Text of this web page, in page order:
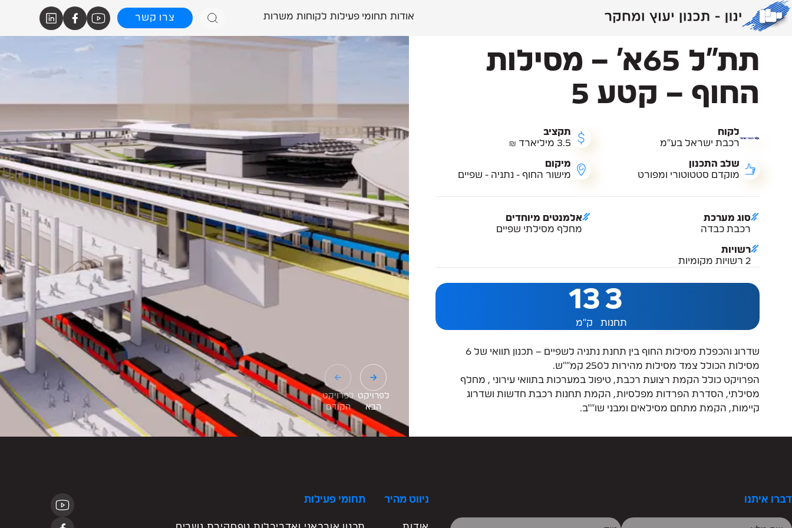
אודות תחומי פעילות לקוחות משרות צרו קשר
תחומי
פעילות
הסעת המונים
רכבות
מטרו
כבישים תנועה ותחבורה
כבישים ומחלפים
קונסטרוקציה
גשרים
סקירת גשרים
תשתיות
תיאום תשתיות
מחקר וטכנולוגיה
חו"ל
תחומי פעילות /
תת"ל 65א' – מסילות
החוף – קטע 5
לקוח
רכבת ישראל בע"מ
תקציב
3.5 מיליארד ₪
שלב התכנון
מוקדם סטטוטורי ומפורט
מיקום
מישור החוף - נתניה - שפיים
סוג מערכת
רכבת כבדה
אלמנטים מיוחדים
מחלף מסילתי שפיים
רשויות
2 רשויות מקומיות
3
תחנות
13
ק"מ
שדרוג והכפלת מסילות החוף בין תחנת נתניה לשפיים – תכנון תוואי של 6
מסילות הכולל צמד מסילות מהירות ל250 קמ""ש.
הפרויקט כולל הקמת רצועת רכבת, טיפול במערכות בתוואי עירוני , מחלף
מסילתי, הסדרת הפרדות מפלסיות, הקמת תחנות רכבת חדשות ושדרוג
קיימות, הקמת מתחם מסילאים ומבני שו""ב.
לפרויקט
הבא
לפרויקט
הקודם
דברו איתנו ניווט מהיר תחומי פעילות